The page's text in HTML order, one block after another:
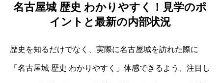
名古屋城 歴史 わかりやすく！見学のポ
イントと最新の内部状況
歴史を知るだけでなく、実際に名古屋城を訪れた際に
「名古屋城 歴史 わかりやすく」体感できるよう、注目し